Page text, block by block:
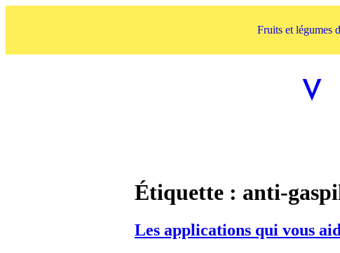
Fruits et légumes
Étiquette : anti-
Les applications qui vous